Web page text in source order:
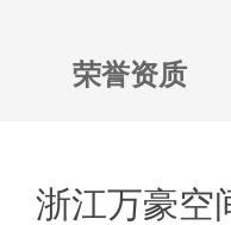
荣誉资质
浙江万豪空